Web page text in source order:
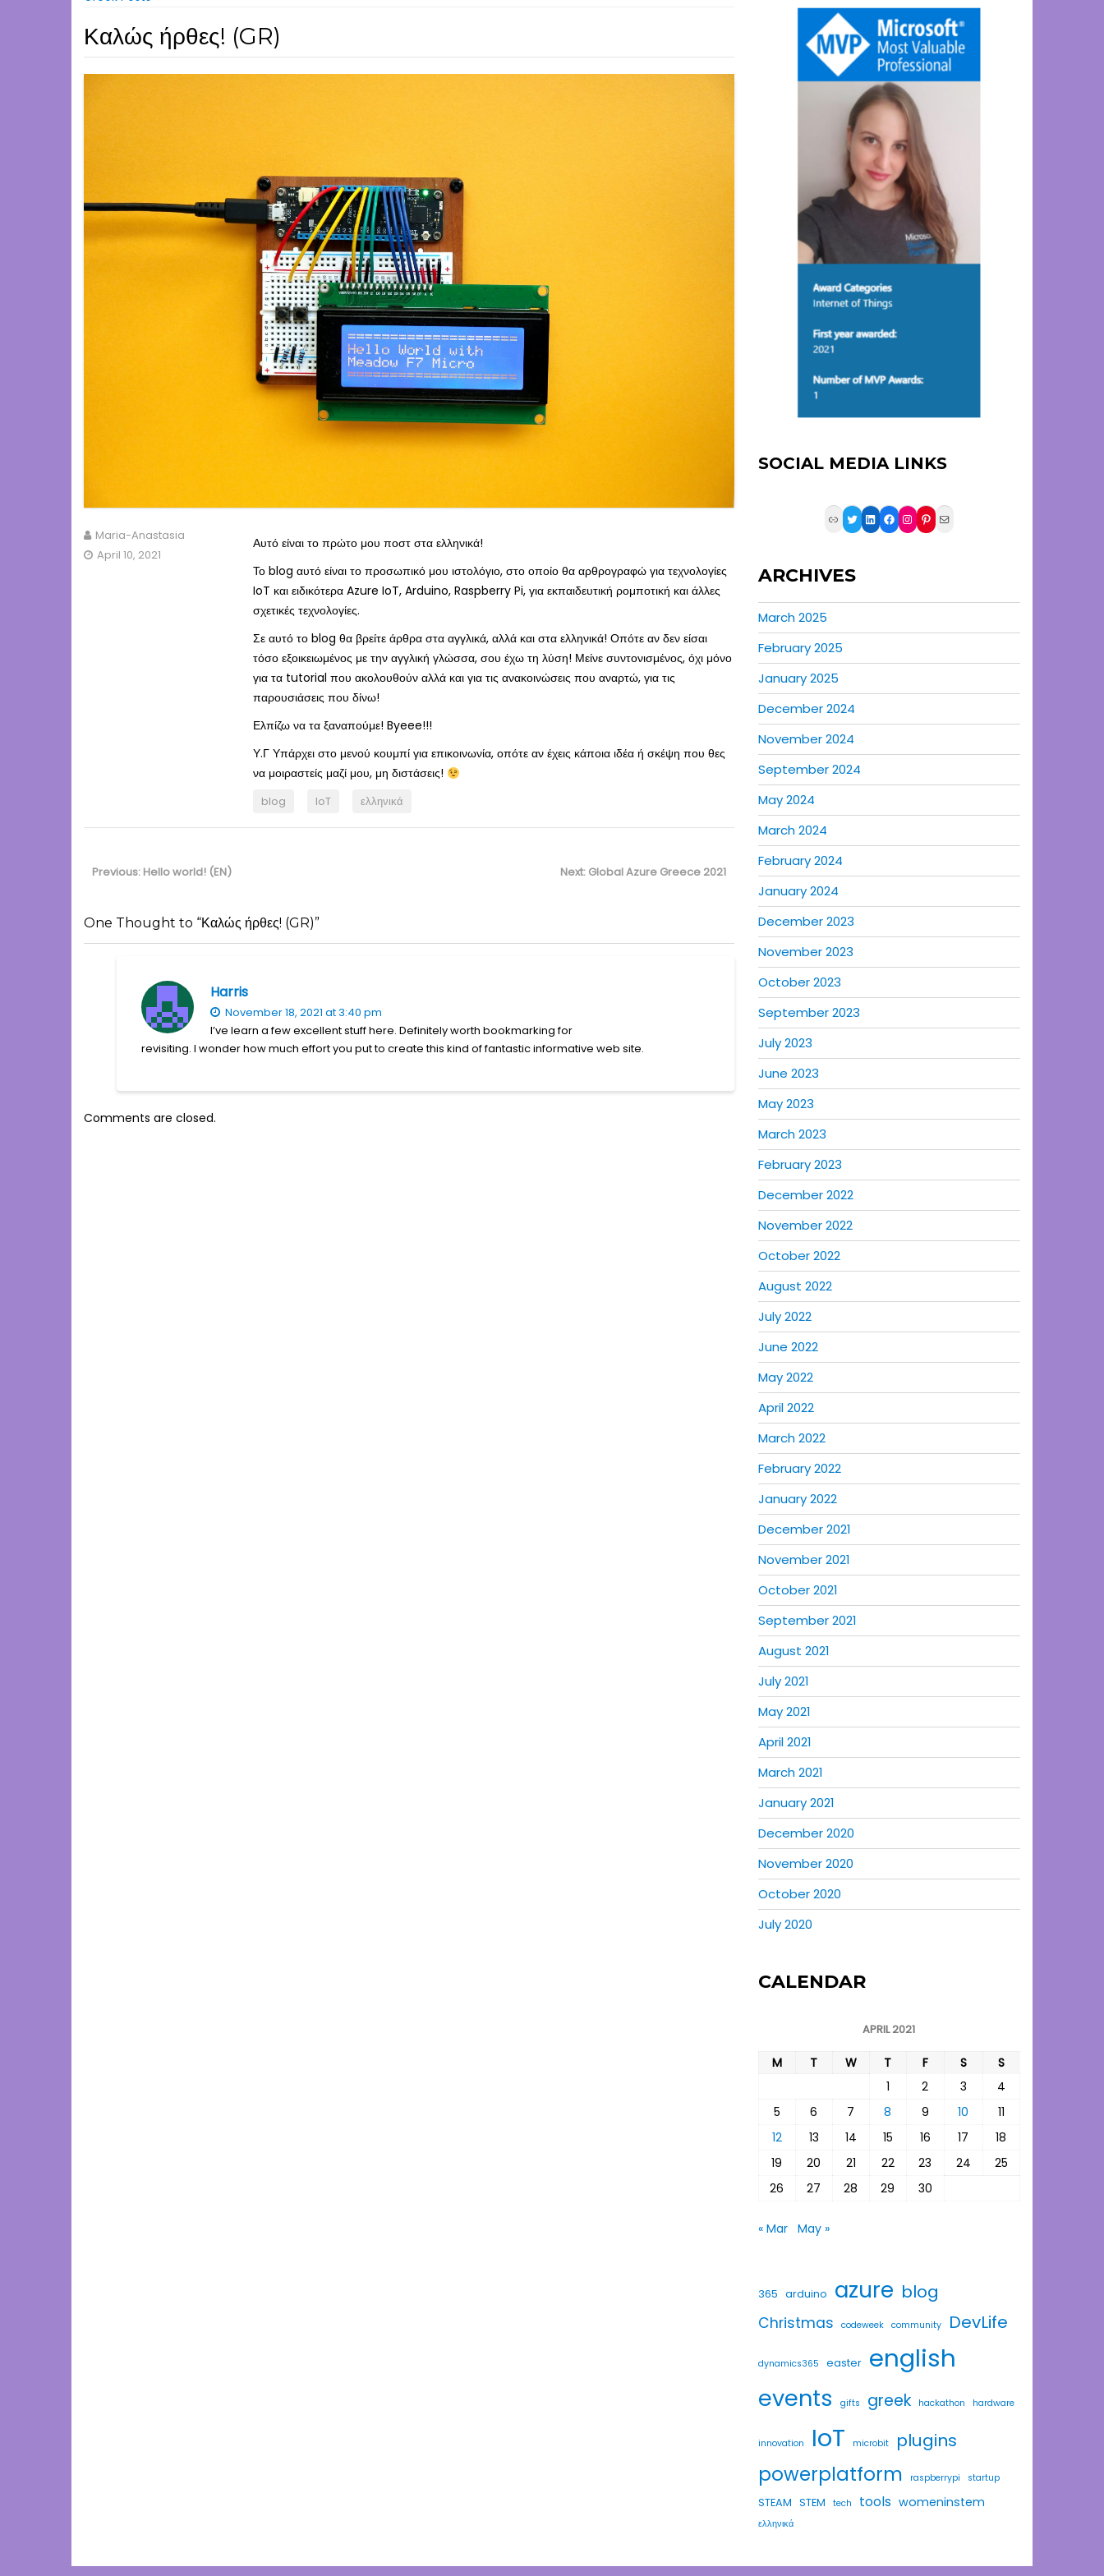
Καλώς ήρθες! (GR)
Αυτό είναι το πρώτο μου ποστ στα ελληνικά!
Το blog αυτό είναι το προσωπικό μου ιστολόγιο, στο οποίο θα αρθρογραφώ για τεχνολογίες
IoT και ειδικότερα Azure IoT, Arduino, Raspberry Pi, για εκπαιδευτική ρομποτική και άλλες
σχετικές τεχνολογίες.
Σε αυτό το blog θα βρείτε άρθρα στα αγγλικά, αλλά και στα ελληνικά! Οπότε αν δεν είσαι
τόσο εξοικειωμένος με την αγγλική γλώσσα, σου έχω τη λύση! Μείνε συντονισμένος, όχι μόνο
για τα tutorial που ακολουθούν αλλά και για τις ανακοινώσεις που αναρτώ, για τις
παρουσιάσεις που δίνω!
Ελπίζω να τα ξαναπούμε! Byeee!!!
Υ.Γ Υπάρχει στο μενού κουμπί για επικοινωνία, οπότε αν έχεις κάποια ιδέα ή σκέψη που θες
να μοιραστείς μαζί μου, μη διστάσεις!
blog IoT ελληνικά
Maria-Anastasia
April 10, 2021
navigation
Previous: Previous
Hello world! (EN) Next: Next
Global Azure Greece 2021
One Thought to “Καλώς ήρθες! (GR)”
Harris
November 18, 2021 at 3:40 pm
I’ve learn a few excellent stuff here. Definitely worth bookmarking for
revisiting. I wonder how much effort you put to create this kind of fantastic informative web site.
Comments are closed.
SOCIAL MEDIA LINKS
Link Twitter
LinkedIn
Facebook
Instagram
Pinterest
Mail
ARCHIVES
March 2025
February 2025
January 2025
December 2024
November 2024
September 2024
May 2024
March 2024
February 2024
January 2024
December 2023
November 2023
October 2023
September 2023
July 2023
June 2023
May 2023
March 2023
February 2023
December 2022
November 2022
October 2022
August 2022
July 2022
June 2022
May 2022
April 2022
March 2022
February 2022
January 2022
December 2021
November 2021
October 2021
September 2021
August 2021
July 2021
May 2021
April 2021
March 2021
January 2021
December 2020
November 2020
October 2020
July 2020
CALENDAR
APRIL 2021
M T W T F S
S
1
2 3
4
5
6 7 8 9 10
11
12
13 14 15 16 17
18
19
20 21 22 23 24
25
26
27 28 29 30
« Mar May »
365 arduino azure blog
Christmas codeweek community DevLife
dynamics365 easter english
events gifts greek hackathon hardware
innovation IoT microbit plugins
powerplatform raspberrypi startup
STEAM STEM tech tools womeninstem
ελληνικά